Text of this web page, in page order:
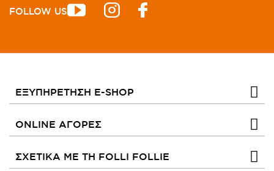
FOLLOW US
ΕΞΥΠΗΡΕΤΗΣΗ E-SHOP
ONLINE ΑΓΟΡΕΣ
ΣΧΕΤΙΚΑ ΜΕ ΤΗ FOLLI FOLLIE